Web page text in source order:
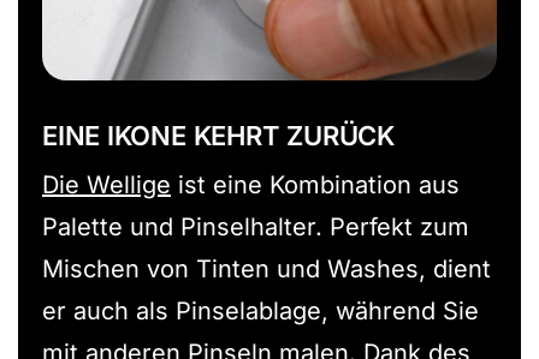
EINE IKONE KEHRT ZURÜCK
Die Wellige ist eine Kombination aus
Palette und Pinselhalter. Perfekt zum
Mischen von Tinten und Washes, dient
er auch als Pinselablage, während Sie
mit anderen Pinseln malen. Dank des